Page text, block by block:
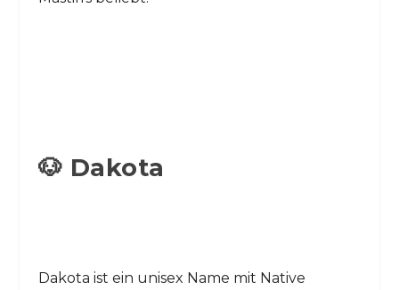
🐶 Dakota
Dakota ist ein unisex Name mit Native